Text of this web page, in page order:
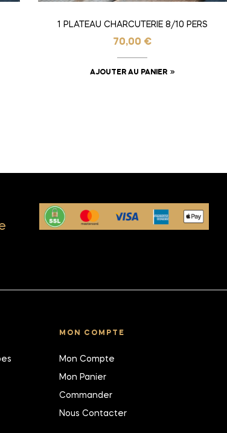
1 PLATEAU CHARCUTERIE 8/10 PERS
70,00 €
AJOUTER AU PANIER
MON COMPTE
Mon Compte
Mon Panier
Commander
Nous Contacter